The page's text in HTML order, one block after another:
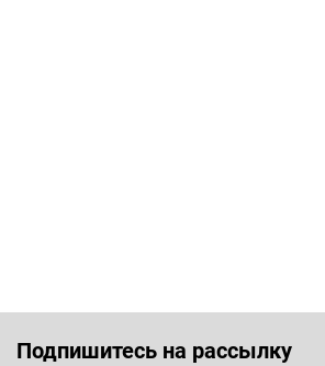
Подпишитесь на рассылку